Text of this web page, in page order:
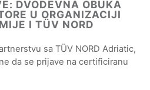
DVODEVNA OBUKA
U ORGANIZACIJI
I TÜV NORD
sa TÜV NORD Adriatic,
da se prijave na certificiranu